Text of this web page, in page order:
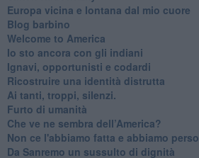
Europa vicina e lontana dal mio cuore
Blog barbino
Welcome to America
​Io sto ancora con gli indiani
​Ignavi, opportunisti e codardi
Ricostruire una identità distrutta
Ai tanti, troppi, silenzi.
​Furto di umanità
​Che ve ne sembra dell’America?
Non ce l'abbiamo fatta e abbiamo perso
​Da Sanremo un sussulto di dignità